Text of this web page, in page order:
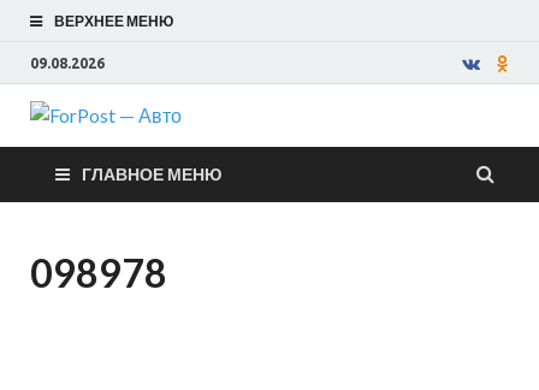
ВЕРХНЕЕ МЕНЮ
09.08.2026
ForPost —
Авто
ГЛАВНОЕ МЕНЮ
098978